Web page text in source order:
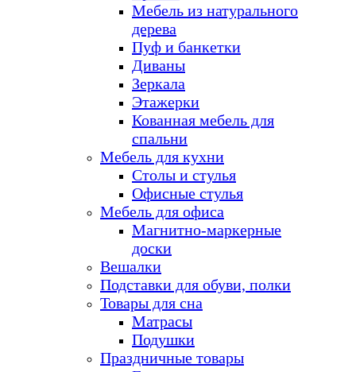
Мебель из натурального
дерева
Пуф и банкетки
Диваны
Зеркала
Этажерки
Кованная мебель для
спальни
Мебель для кухни
Столы и стулья
Офисные стулья
Мебель для офиса
Магнитно-маркерные
доски
Вешалки
Подставки для обуви, полки
Товары для сна
Матрасы
Подушки
Праздничные товары